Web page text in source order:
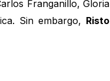
Franganillo, Gloria
Sin embargo, Risto